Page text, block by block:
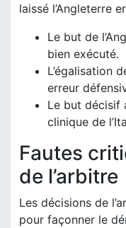
laissé l’Angleterre
Le but de
bien exécuté.
L’égalisation
erreur
Le but décisif
clinique de
Fautes
de l’arbitre
Les décisions de
pour façonner le